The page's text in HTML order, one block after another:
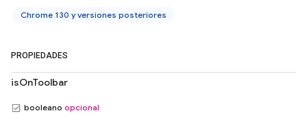
Chrome 130 y versiones posteriores
PROPIEDADES
isOnToolbar
booleano opcional